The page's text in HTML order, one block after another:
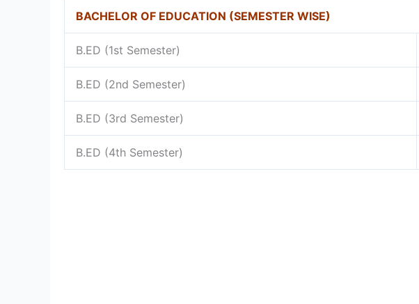
BACHELOR OF EDUCATION (SEMESTER WISE)
B.ED (1st Semester)
B.ED (2nd Semester)
B.ED (3rd Semester)
B.ED (4th Semester)